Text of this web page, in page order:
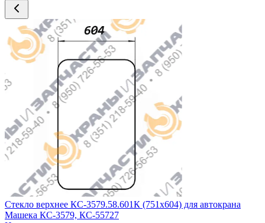
Стекло верхнее КС-3579.58.601К (751х604) для автокрана
Машека КС-3579, КС-55727